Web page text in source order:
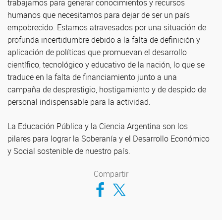
trabajamos para generar conocimientos y recursos
humanos que necesitamos para dejar de ser un país
empobrecido. Estamos atravesados por una situación de
profunda incertidumbre debido a la falta de definición y
aplicación de políticas que promuevan el desarrollo
científico, tecnológico y educativo de la nación, lo que se
traduce en la falta de financiamiento junto a una
campaña de desprestigio, hostigamiento y de despido de
personal indispensable para la actividad.
La Educación Pública y la Ciencia Argentina son los
pilares para lograr la Soberanía y el Desarrollo Económico
y Social sostenible de nuestro país.
Compartir
Compartir en Facebook
Compartir en Twitter